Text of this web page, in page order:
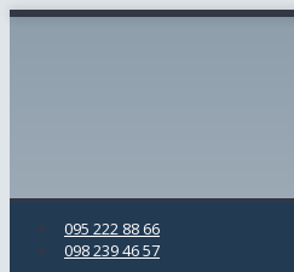
095 222 88 66
098 239 46 57